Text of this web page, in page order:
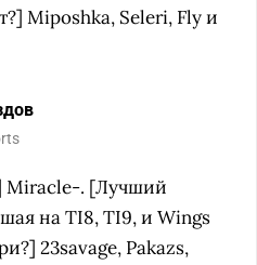
Miposhka, Seleri, Fly и
Miracle-. [Лучший
на TI8, TI9, и Wings
23savage, Pakazs,